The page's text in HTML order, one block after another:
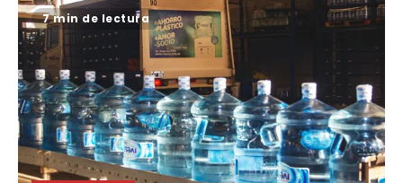
7 min de lectura